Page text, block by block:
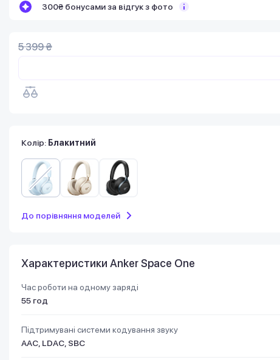
300₴ бонусами за відгук з фото
5 399 ₴
Колір: Блакитний
До порівняння моделей
Характеристики Anker Space One
Час роботи на одному заряді
55 год
Підтримувані системи кодування звуку
AAC, LDAC, SBC